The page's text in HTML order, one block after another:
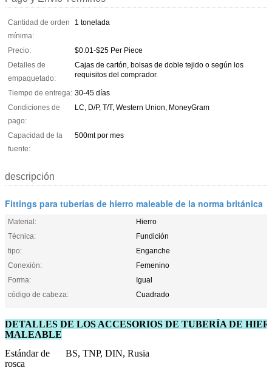
Cantidad de orden
mínima:
1 tonelada
Precio:
$0.01-$25 Per Piece
Detalles de
empaquetado:
Cajas de cartón, bolsas de doble tejido o según los
requisitos del comprador.
Tiempo de entrega: 30-45 días
Condiciones de
pago:
LC, D/P, T/T, Western Union, MoneyGram
Capacidad de la
fuente:
500mt por mes
descripción
Fittings para tuberías de hierro maleable de la norma británica
Material:
Hierro
Técnica:
Fundición
tipo:
Enganche
Conexión:
Femenino
Forma:
Igual
código de cabeza:
Cuadrado
DETALLES DE LOS ACCESORIOS DE TUBERÍA DE
MALEABLE
Estándar de
rosca
BS, TNP, DIN, Rusia